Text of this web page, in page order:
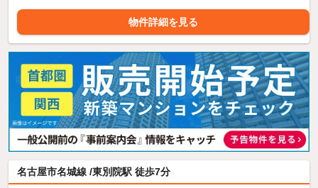
物件詳細を見る
名古屋市名城線 /東別院駅 徒歩7分